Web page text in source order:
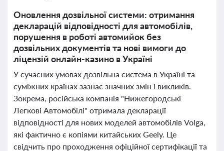
Оновлення дозвільної системи: отримання
декларацій відповідності для автомобілів,
порушення в роботі автомийок без
дозвільних документів та нові вимоги до
ліцензій онлайн-казино в Україні
У сучасних умовах дозвільна система в Україні та
суміжних країнах зазнає значних змін і викликів.
Зокрема, російська компанія "Нижегородські
Легкові Автомобілі" отримала декларації
відповідності для нових моделей автомобілів Volga,
які фактично є копіями китайських Geely. Це
свідчить про проходження офіційної сертифікації та